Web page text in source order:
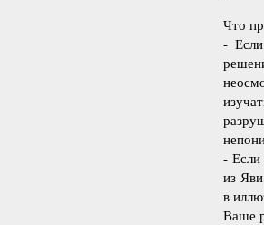
Что
-
- Если
из
в
Ваше